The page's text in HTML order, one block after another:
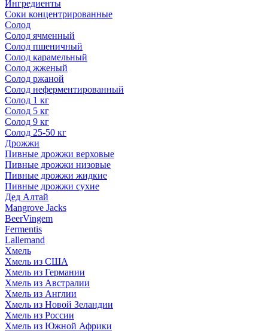
Ингредиенты
Соки концентрированные
Солод
Солод ячменный
Солод пшеничный
Солод карамельный
Солод жженый
Солод ржаной
Солод неферментированный
Солод 1 кг
Солод 5 кг
Солод 9 кг
Солод 25-50 кг
Дрожжи
Пивные дрожжи верховые
Пивные дрожжи низовые
Пивные дрожжи жидкие
Пивные дрожжи сухие
Дед Алтай
Mangrove Jacks
BeerVingem
Fermentis
Lallemand
Хмель
Хмель из США
Хмель из Германии
Хмель из Австралии
Хмель из Англии
Хмель из Новой Зеландии
Хмель из России
Хмель из Южной Африки